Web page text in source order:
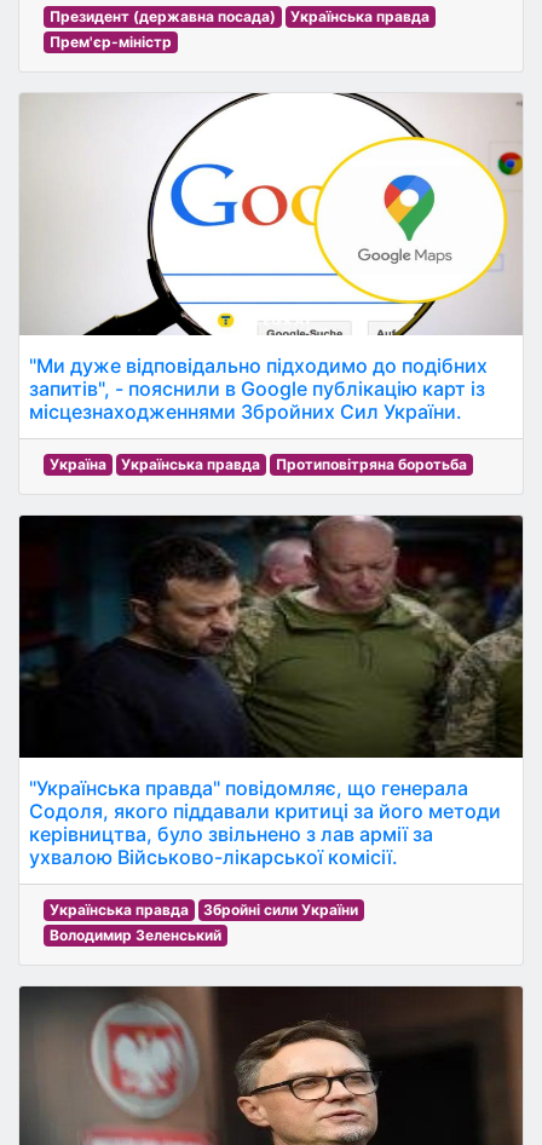
Президент (державна посада)
Українська правда
Прем'єр-міністр
"Ми дуже відповідально підходимо до подібних
запитів", - пояснили в Google публікацію карт із
місцезнаходженнями Збройних Сил України.
Україна Українська правда Протиповітряна боротьба
"Українська правда" повідомляє, що генерала
Содоля, якого піддавали критиці за його методи
керівництва, було звільнено з лав армії за
ухвалою Військово-лікарської комісії.
Українська правда
Збройні сили України
Володимир Зеленський